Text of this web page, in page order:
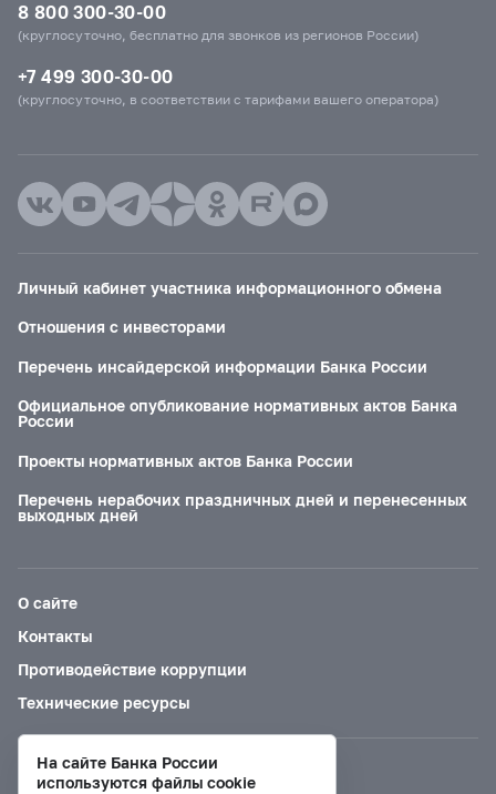
8 800 300-30-00
(круглосуточно, бесплатно для звонков из регионов России)
+7 499 300-30-00
(круглосуточно, в соответствии с тарифами вашего оператора)
Личный кабинет участника информационного обмена
Отношения с инвесторами
Перечень инсайдерской информации Банка России
Официальное опубликование нормативных актов Банка
России
Проекты нормативных актов Банка России
Перечень нерабочих праздничных дней и перенесенных
выходных дней
О сайте
Контакты
Противодействие коррупции
Технические ресурсы
Версия для слабовидящих
На сайте Банка России
используются файлы cookie